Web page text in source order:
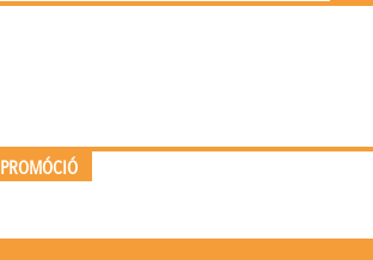
PROMÓCIÓ